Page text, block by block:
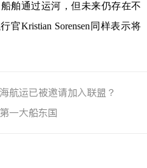
舶通过运河，但未来仍存在不
官Kristian Sorensen同样表示将
航运已被邀请加入联盟？
一大船东国